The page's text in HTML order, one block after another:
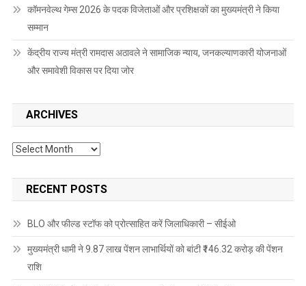
कॉमनवेल्थ गेम्स 2026 के पदक विजेताओं और प्रशिक्षकों का मुख्यमंत्री ने किया
सम्मान
केंद्रीय राज्य मंत्री रामदास अठावले ने सामाजिक न्याय, जनकल्याणकारी योजनाओं
और समावेशी विकास पर दिया जोर
ARCHIVES
Archives
RECENT POSTS
BLO और फील्ड स्टॉफ को प्रोत्साहित करें जिलाधिकारी – सीईओ
मुख्यमंत्री धामी ने 9.87 लाख पेंशन लाभार्थियों को बांटी ₹146.32 करोड़ की पेंशन
राशि